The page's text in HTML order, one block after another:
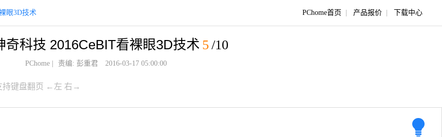
眼3D技术 PChome首页 产品报价 下载中心
奇科技 2016CeBIT看裸眼3D技术 5 /10
PChome| 责编: 彭重君 2016-03-17 05:00:00
持键盘翻页 ←左 右→